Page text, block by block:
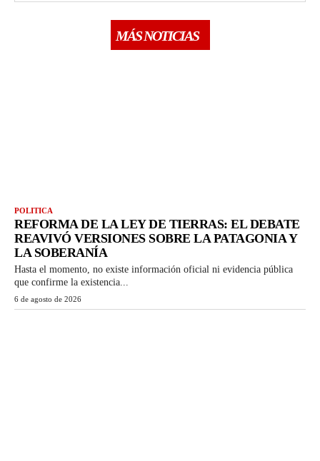
MÁS NOTICIAS
POLITICA
REFORMA DE LA LEY DE TIERRAS: EL DEBATE
REAVIVÓ VERSIONES SOBRE LA PATAGONIA Y
LA SOBERANÍA
Hasta el momento, no existe información oficial ni evidencia pública
que confirme la existencia...
6 de agosto de 2026